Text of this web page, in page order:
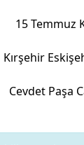
15 Temmuz
Cevdet Paşa